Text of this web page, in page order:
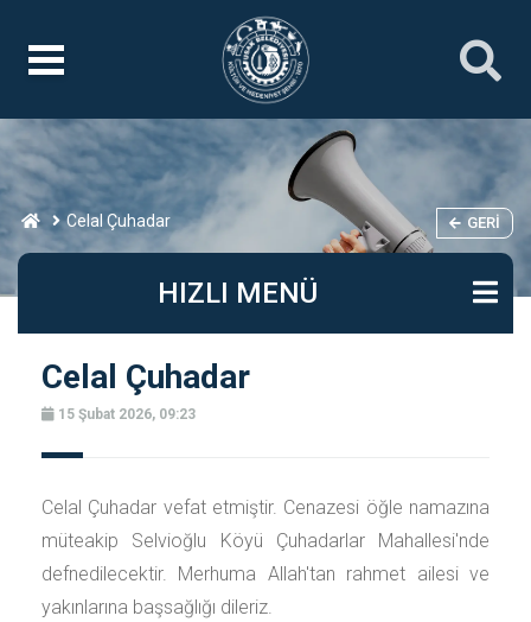
Celal Çuhadar GERI
HIZLI MENÜ
Celal Çuhadar
15 Şubat 2026, 09:23
Celal Çuhadar vefat etmiştir. Cenazesi öğle namazına
müteakip Selvioğlu Köyü Çuhadarlar Mahallesi'nde
defnedilecektir. Merhuma Allah'tan rahmet ailesi ve
yakınlarına başsağlığı dileriz.